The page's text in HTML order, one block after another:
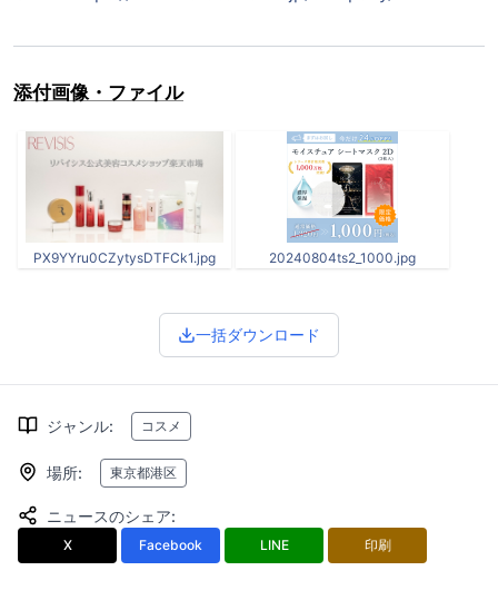
添付画像・ファイル
PX9YYru0CZytysDTFCk1.jpg 20240804ts2_1000.jpg
一括ダウンロード
ジャンル: コスメ
場所: 東京都港区
ニュースのシェア:
X Facebook LINE 印刷